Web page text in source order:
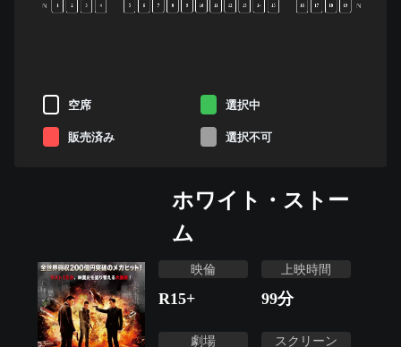
N N
1 2 3 4 5 6 7 8 9 10 12 13 14 15 16 17 18 19
空席 選択中
販売済み 選択不可
ホワイト・ストー
ム
映倫
R15+
上映時間
99分
劇場 スクリーン